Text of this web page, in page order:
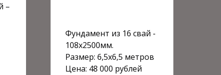
–
Фундамент из 16 свай -
108х2500мм.
Размер: 6,5х6,5 метров
Цена: 48 000 рублей